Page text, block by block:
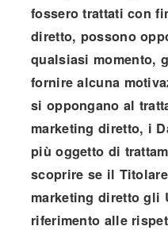
fossero trattati con
diretto, possono
qualsiasi momento,
fornire alcuna
si oppongano al
marketing diretto, i
più oggetto di
scoprire se il
marketing diretto gli
riferimento alle